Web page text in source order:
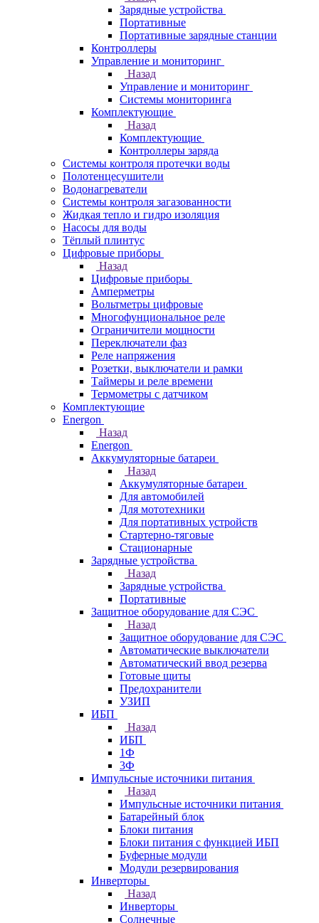
Зарядные устройства
Портативные
Портативные зарядные станции
Контроллеры
Управление и мониторинг
Назад
Управление и мониторинг
Системы мониторинга
Комплектующие
Назад
Комплектующие
Контроллеры заряда
Системы контроля протечки воды
Полотенцесушители
Водонагреватели
Системы контроля загазованности
Жидкая тепло и гидро изоляция
Насосы для воды
Тёплый плинтус
Цифровые приборы
Назад
Цифровые приборы
Амперметры
Вольтметры цифровые
Многофунциональное реле
Ограничители мощности
Переключатели фаз
Реле напряжения
Розетки, выключатели и рамки
Таймеры и реле времени
Термометры c датчиком
Комплектующие
Energon
Назад
Energon
Аккумуляторные батареи
Назад
Аккумуляторные батареи
Для автомобилей
Для мототехники
Для портативных устройств
Стартерно-тяговые
Стационарные
Зарядные устройства
Назад
Зарядные устройства
Портативные
Защитное оборудование для СЭС
Назад
Защитное оборудование для СЭС
Автоматические выключатели
Автоматический ввод резерва
Готовые щиты
Предохранители
УЗИП
ИБП
Назад
ИБП
1Ф
3Ф
Импульсные источники питания
Назад
Импульсные источники питания
Батарейный блок
Блоки питания
Блоки питания с функцией ИБП
Буферные модули
Модули резервирования
Инверторы
Назад
Инверторы
Солнечные